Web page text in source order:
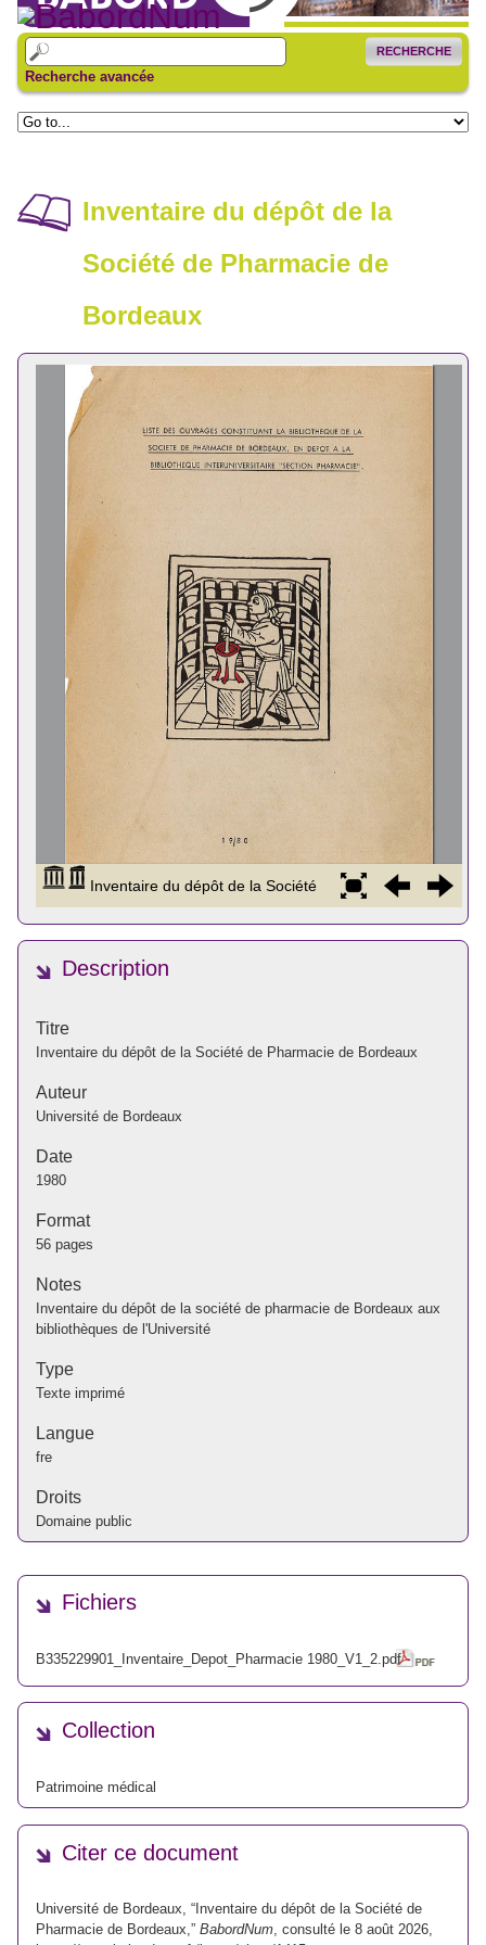
RECHERCHE
Recherche avancée
Inventaire du dépôt de la
Société de Pharmacie de
Bordeaux
Description
Titre
Inventaire du dépôt de la Société de Pharmacie de Bordeaux
Auteur
Université de Bordeaux
Date
1980
Format
56 pages
Notes
Inventaire du dépôt de la société de pharmacie de Bordeaux aux
bibliothèques de l'Université
Type
Texte imprimé
Langue
fre
Droits
Domaine public
Fichiers
B335229901_Inventaire_Depot_Pharmacie 1980_V1_2.pdf
Collection
Patrimoine médical
Citer ce document
Université de Bordeaux, “Inventaire du dépôt de la Société de
Pharmacie de Bordeaux,” BabordNum, consulté le 8 août 2026,